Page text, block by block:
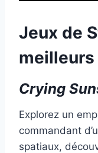
Jeux de
meilleurs
Crying
Explorez un
commandant
spatiaux,